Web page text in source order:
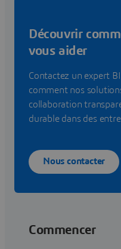
Découvrir
vous aider
Contactez un expert
comment nos
collaboration
durable dans des
Nous contacter
Commencer